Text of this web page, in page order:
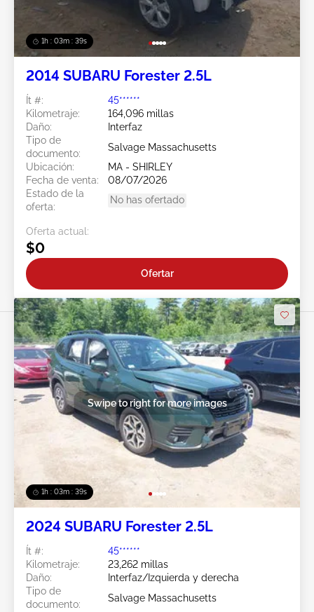
1h : 03m : 37s
2014 SUBARU Forester 2.5L
Ít #:
45******
Kilometraje:
164,096 millas
Daño:
Interfaz
Tipo de
documento:
Salvage Massachusetts
Ubicación:
MA - SHIRLEY
Fecha de venta:
08/07/2026
Estado de la
oferta:
No has ofertado
Oferta actual:
$0
Ofertar
1h : 03m : 37s
Swipe to right for more images
2024 SUBARU Forester 2.5L
Ít #:
45******
Kilometraje:
23,262 millas
Daño:
Interfaz/Izquierda y derecha
Tipo de
documento:
Salvage Massachusetts